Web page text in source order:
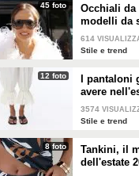
45 foto
Occhiali da
modelli da
tendenza
2026
614
Stile e trend
12 foto
I pantaloni
avere
3574
Stile e trend
8 foto
Tankini, il
dell'estate